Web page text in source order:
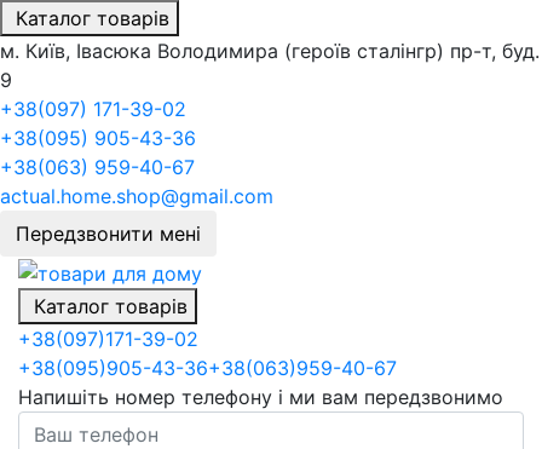
Каталог товарів
м. Київ, Івасюка Володимира (героїв сталінгр) пр-т, буд.
9
+38(097) 171-39-02
+38(095) 905-43-36
+38(063) 959-40-67
actual.home.shop@gmail.com
Передзвонити мені
Каталог товарів
+38(097)171-39-02
+38(095)905-43-36+38(063)959-40-67
Напишіть номер телефону і ми вам передзвонимо